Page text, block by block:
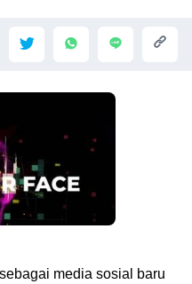
media sosial baru